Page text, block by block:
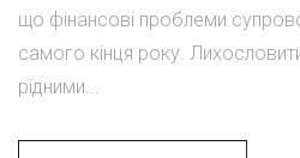
що фінансові проблеми
самого кінця року.
рідними...